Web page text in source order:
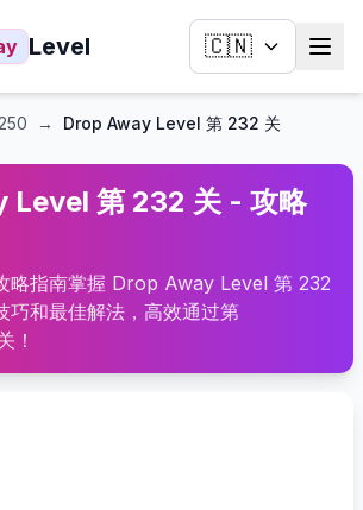
Level 🇨🇳
→ Drop Away Level 第 232 关
Level 第 232 关 - 攻略
略指南掌握 Drop Away Level 第 232
巧和最佳解法，高效通过第
！